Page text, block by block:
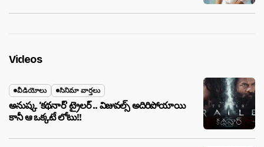
Videos
వీడియోలు సినిమా వార్తలు
అనుష్క ‘కథనార్’ ట్రైలర్ .. విజువల్స్ అదిరిపోయాయి
కానీ ఆ ఒక్కటే లోటు!!